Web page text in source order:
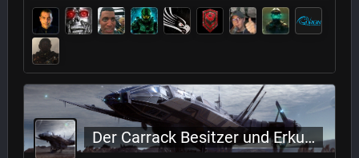
Der Carrack Besitzer und Erkunder Club